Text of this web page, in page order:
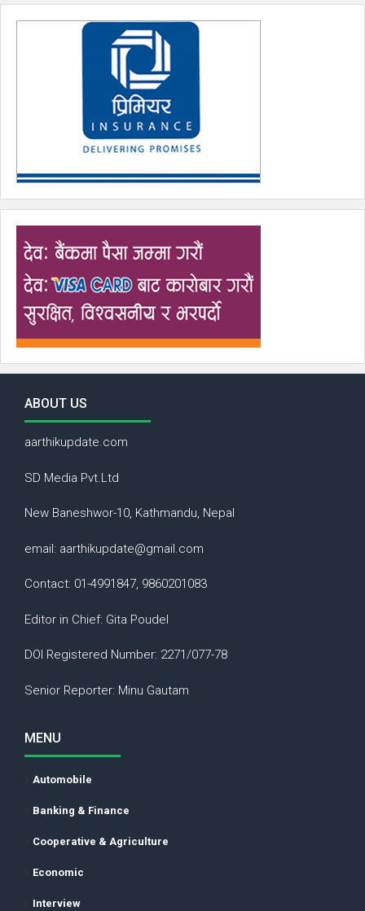
ABOUT US
aarthikupdate.com
SD Media Pvt.Ltd
New Baneshwor-10, Kathmandu, Nepal
email: aarthikupdate@gmail.com
Contact: 01-4991847, 9860201083
Editor in Chief: Gita Poudel
DOI Registered Number: 2271/077-78
Senior Reporter: Minu Gautam
MENU
Automobile
Banking & Finance
Cooperative & Agriculture
Economic
Interview